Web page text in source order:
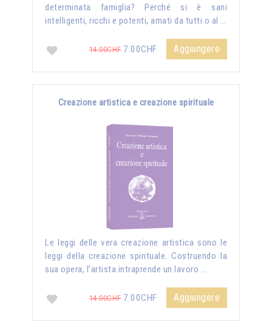
determinata famiglia? Perché si è sani
intelligenti, ricchi e potenti, amati da tutti o al …
14.00CHF7.00CHF Aggiungere
Creazione artistica e creazione spirituale
Le leggi delle vera creazione artistica sono le
leggi della creazione spirituale. Costruendo la
sua opera, l’artista intraprende un lavoro …
14.00CHF7.00CHF Aggiungere